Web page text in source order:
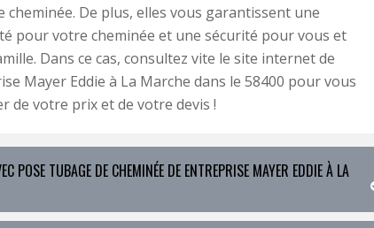
cheminée. De plus, elles vous garantissent une
pour votre cheminée et une sécurité pour vous et
Dans ce cas, consultez vite le site internet de
Mayer Eddie à La Marche dans le 58400 pour vous
de votre prix et de votre devis !
POSE TUBAGE DE CHEMINÉE DE ENTREPRISE MAYER EDDIE À LA